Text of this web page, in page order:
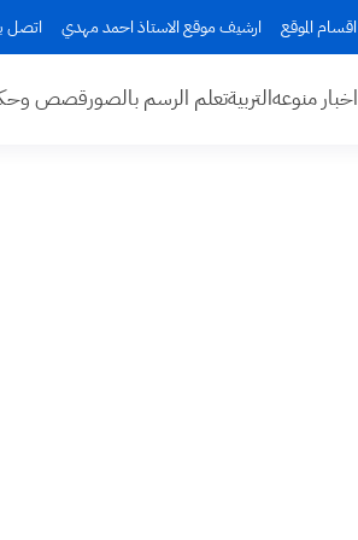
اقسام الموقع ارشيف موقع الاستاذ احمد مهدي اتصل
اخبار منوعهالتربيةتعلم الرسم بالصورقصص